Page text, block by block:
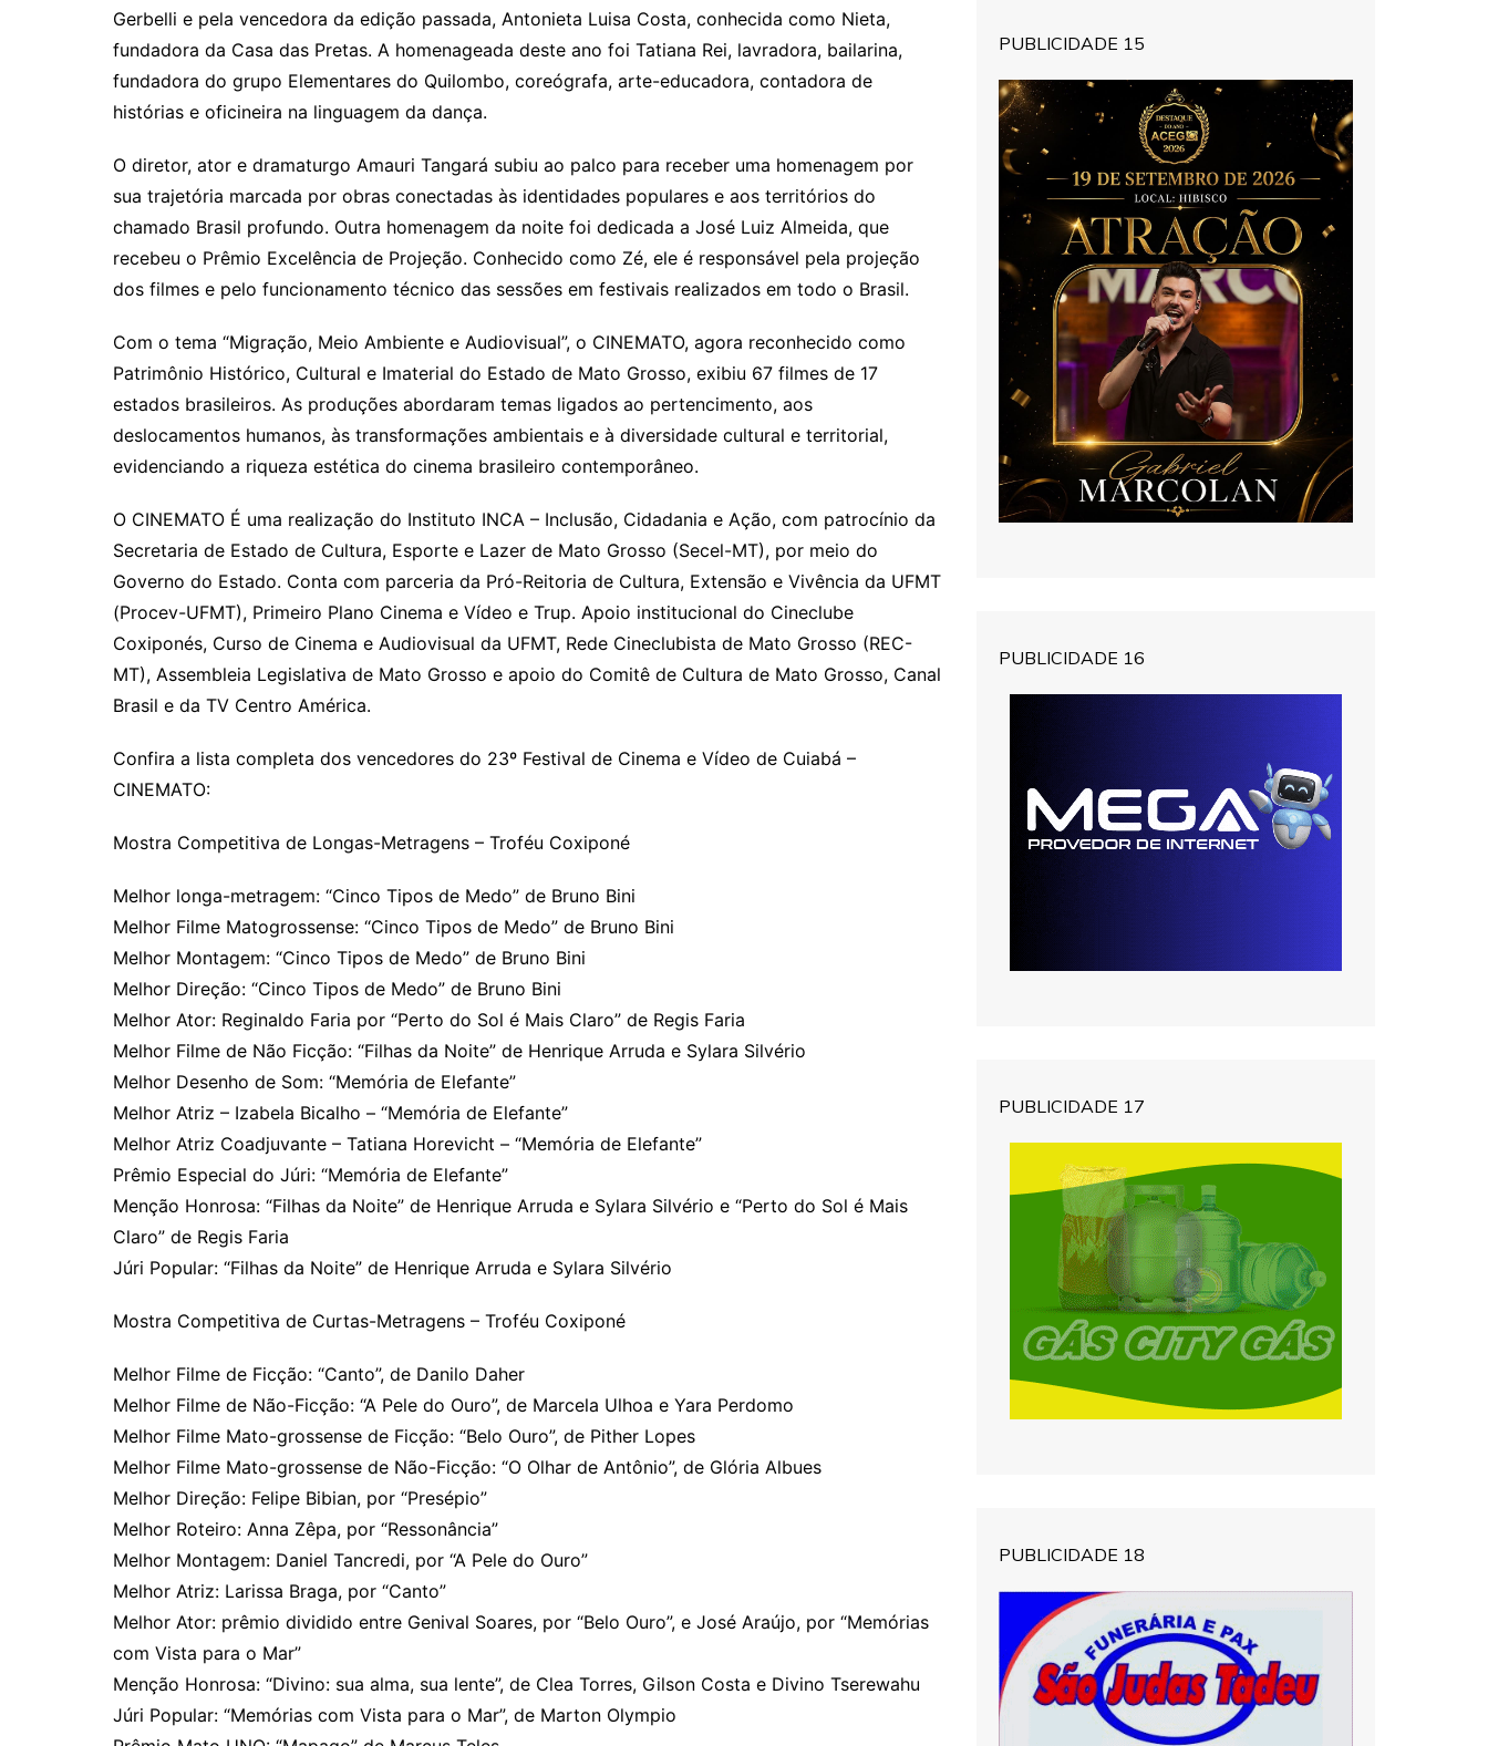
Gerbelli e pela vencedora da edição passada, Antonieta Luisa Costa, conhecida como Nieta,
fundadora da Casa das Pretas. A homenageada deste ano foi Tatiana Rei, lavradora, bailarina,
fundadora do grupo Elementares do Quilombo, coreógrafa, arte-educadora, contadora de
histórias e oficineira na linguagem da dança.
O diretor, ator e dramaturgo Amauri Tangará subiu ao palco para receber uma homenagem por
sua trajetória marcada por obras conectadas às identidades populares e aos territórios do
chamado Brasil profundo. Outra homenagem da noite foi dedicada a José Luiz Almeida, que
recebeu o Prêmio Excelência de Projeção. Conhecido como Zé, ele é responsável pela projeção
dos filmes e pelo funcionamento técnico das sessões em festivais realizados em todo o Brasil.
Com o tema “Migração, Meio Ambiente e Audiovisual”, o CINEMATO, agora reconhecido como
Patrimônio Histórico, Cultural e Imaterial do Estado de Mato Grosso, exibiu 67 filmes de 17
estados brasileiros. As produções abordaram temas ligados ao pertencimento, aos
deslocamentos humanos, às transformações ambientais e à diversidade cultural e territorial,
evidenciando a riqueza estética do cinema brasileiro contemporâneo.
O CINEMATO É uma realização do Instituto INCA – Inclusão, Cidadania e Ação, com patrocínio da
Secretaria de Estado de Cultura, Esporte e Lazer de Mato Grosso (Secel-MT), por meio do
Governo do Estado. Conta com parceria da Pró-Reitoria de Cultura, Extensão e Vivência da UFMT
(Procev-UFMT), Primeiro Plano Cinema e Vídeo e Trup. Apoio institucional do Cineclube
Coxiponés, Curso de Cinema e Audiovisual da UFMT, Rede Cineclubista de Mato Grosso (REC-
MT), Assembleia Legislativa de Mato Grosso e apoio do Comitê de Cultura de Mato Grosso, Canal
Brasil e da TV Centro América.
Confira a lista completa dos vencedores do 23º Festival de Cinema e Vídeo de Cuiabá –
CINEMATO:
Mostra Competitiva de Longas-Metragens – Troféu Coxiponé
Melhor longa-metragem: “Cinco Tipos de Medo” de Bruno Bini
Melhor Filme Matogrossense: “Cinco Tipos de Medo” de Bruno Bini
Melhor Montagem: “Cinco Tipos de Medo” de Bruno Bini
Melhor Direção: “Cinco Tipos de Medo” de Bruno Bini
Melhor Ator: Reginaldo Faria por “Perto do Sol é Mais Claro” de Regis Faria
Melhor Filme de Não Ficção: “Filhas da Noite” de Henrique Arruda e Sylara Silvério
Melhor Desenho de Som: “Memória de Elefante”
Melhor Atriz – Izabela Bicalho – “Memória de Elefante”
Melhor Atriz Coadjuvante – Tatiana Horevicht – “Memória de Elefante”
Prêmio Especial do Júri: “Memória de Elefante”
Menção Honrosa: “Filhas da Noite” de Henrique Arruda e Sylara Silvério e “Perto do Sol é Mais
Claro” de Regis Faria
⁠⁠⁠Júri Popular: “Filhas da Noite” de Henrique Arruda e Sylara Silvério
Mostra Competitiva de Curtas-Metragens – Troféu Coxiponé
⁠Melhor Filme de Ficção: “Canto”, de Danilo Daher
⁠Melhor Filme de Não-Ficção: “A Pele do Ouro”, de Marcela Ulhoa e Yara Perdomo
⁠Melhor Filme Mato-grossense de Ficção: “Belo Ouro”, de Pither Lopes
⁠⁠Melhor Filme Mato-grossense de Não-Ficção: “O Olhar de Antônio”, de Glória Albues
⁠Melhor Direção: Felipe Bibian, por “Presépio”
⁠Melhor Roteiro: Anna Zêpa, por “Ressonância”
⁠Melhor Montagem: Daniel Tancredi, por “A Pele do Ouro”
⁠Melhor Atriz: Larissa Braga, por “Canto”
Melhor Ator: prêmio dividido entre Genival Soares, por “Belo Ouro”, e José Araújo, por “Memórias
com Vista para o Mar”
⁠Menção Honrosa: “Divino: sua alma, sua lente”, de Clea Torres, Gilson Costa e Divino Tserewahu
⁠⁠⁠Júri Popular: “Memórias com Vista para o Mar”, de Marton Olympio
PUBLICIDADE 15
PUBLICIDADE 16
PUBLICIDADE 17
PUBLICIDADE 18